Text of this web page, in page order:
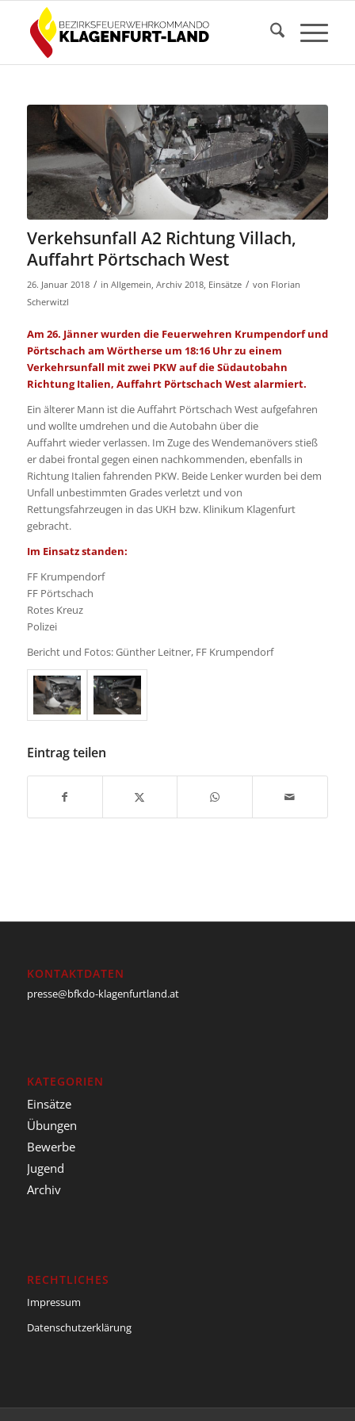
Verkehsunfall A2 Richtung Villach,
Auffahrt Pörtschach West
26. Januar 2018 / in Allgemein Archiv 2018, Einsätze / von Florian
Scherwitzl
Am 26. Jänner wurden die Feuerwehren Krumpendorf und
Pörtschach am Wörtherse um 18:16 Uhr zu einem
Verkehrsunfall mit zwei PKW auf die Südautobahn
Richtung Italien, Auffahrt Pörtschach West alarmiert.
Ein älterer Mann ist die Auffahrt Pörtschach West aufgefahren
und wollte umdrehen und die Autobahn über die
Auffahrt wieder verlassen. Im Zuge des Wendemanövers stieß
er dabei frontal gegen einen nachkommenden, ebenfalls in
Richtung Italien fahrenden PKW. Beide Lenker wurden bei dem
Unfall unbestimmten Grades verletzt und von
Rettungsfahrzeugen in das UKH bzw. Klinikum Klagenfurt
gebracht.
Im Einsatz standen:
FF Krumpendorf
FF Pörtschach
Rotes Kreuz
Polizei
Bericht und Fotos: Günther Leitner, FF Krumpendorf
Eintrag teilen
KONTAKTDATEN
presse@bfkdo-klagenfurtland.at
KATEGORIEN
Einsätze
Übungen
Bewerbe
Jugend
Archiv
RECHTLICHES
Impressum
Datenschutzerklärung